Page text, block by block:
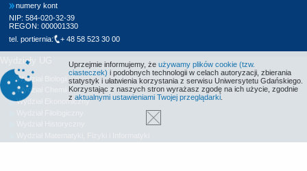
numery kont
NIP: 584-020-32-39
REGON: 000001330
tel. portiernia:
+ 48 58 523 30 00
Wydziały UG
Wydział Biologii
Wydział Chemii
Wydział Ekonomiczny
Uprzejmie informujemy, że używamy plików cookie (tzw.
ciasteczek) i podobnych technologii w celach autoryzacji, zbierania
statystyk i ułatwienia korzystania z serwisu Uniwersytetu Gdańskiego.
Korzystając z naszych stron wyrażasz zgodę na ich użycie, zgodnie
z aktualnymi ustawieniami Twojej przeglądarki